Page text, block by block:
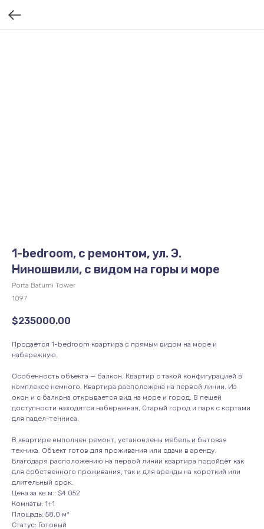
1-bedroom, с ремонтом, ул. Э.
Ниношвили, с видом на горы и море
Porta Batumi Tower
1097
$235000.00
Продаётся 1-bedroom квартира с прямым видом на море и
набережную.
Особенность объекта — балкон. Квартир с такой конфигурацией в
комплексе немного. Квартира расположена на первой линии. Из
окон и с балкона открывается вид на море и город. В пешей
доступности находятся набережная, Старый город и парк с кортами
для падел-тенниса.
В квартире выполнен ремонт, установлены мебель и бытовая
техника. Объект готов для проживания или сдачи в аренду.
Благодаря расположению на первой линии квартира подойдёт как
для собственного проживания, так и для аренды на короткий или
длительный срок.
Цена за кв.м.: $4 052
Комнаты: 1+1
Площадь: 58,0 м²
Статус: Готовый